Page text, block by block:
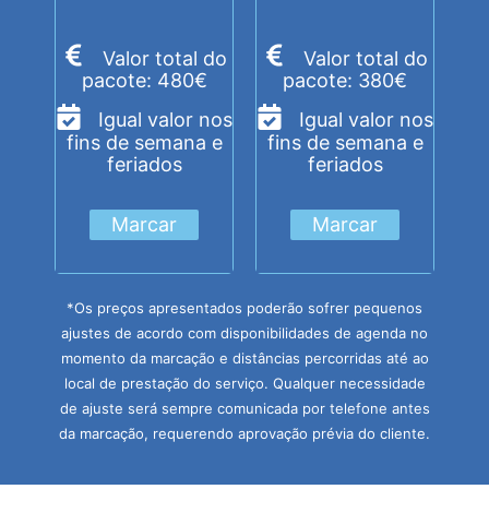
Valor total do
pacote: 480€
Igual valor nos
fins de semana e
feriados
Marcar
Valor total do
pacote: 380€
Igual valor nos
fins de semana e
feriados
Marcar
*Os preços apresentados poderão sofrer pequenos
ajustes de acordo com disponibilidades de agenda no
momento da marcação e distâncias percorridas até ao
local de prestação do serviço. Qualquer necessidade
de ajuste será sempre comunicada por telefone antes
da marcação, requerendo aprovação prévia do cliente.